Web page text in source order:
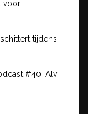
voor
tijdens
#40: Alvi